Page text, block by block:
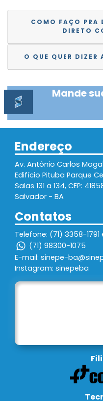
COMO FAÇO PRA
DIRETO
O QUE QUER DIZER
Mande
Endereço
Av. Antônio Carlos
Edifício Pituba Parque
Salas 131 a 134, CEP:
Salvador - BA
Contatos
Telefone: (71) 3358-
(71) 98300-1075
E-mail: sinepe-
Instagram: sinepeba